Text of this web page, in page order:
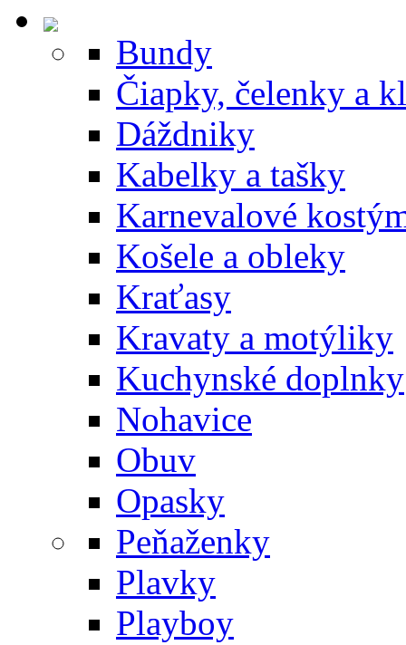
Bundy
Čiapky, čelenky a
Dáždniky
Kabelky a tašky
Karnevalové
Košele a obleky
Kraťasy
Kravaty a motýliky
Kuchynské doplnky
Nohavice
Obuv
Opasky
Peňaženky
Plavky
Playboy